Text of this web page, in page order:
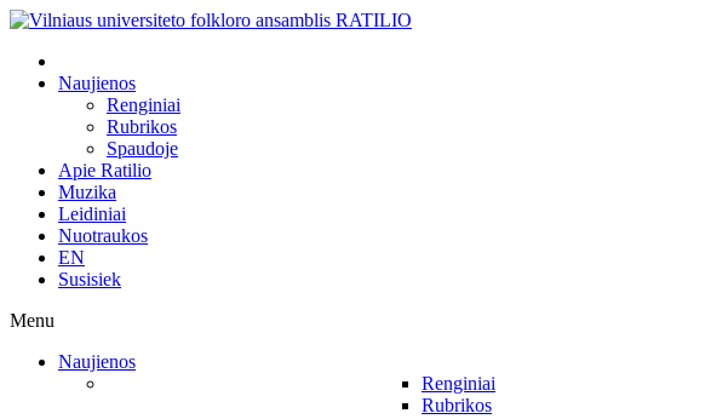
Naujienos
Renginiai
Rubrikos
Spaudoje
Apie Ratilio
Muzika
Leidiniai
Nuotraukos
EN
Susisiek
Menu
Naujienos
Renginiai
Rubrikos